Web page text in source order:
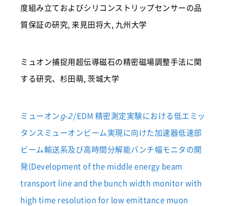
度組み立ておよびシリコンストリップセンサーの品
質保証の研究, 来見田将大, 九州大学
ミュオン捕捉用超伝導磁石の精密磁場調整手法に関
する研究、杉田萌, 茨城大学
ミューオンg-2/EDM 精密測定実験における低エミッ
タンスミューオンビーム実現に向けた加速器低速部
ビーム輸送系及び高時間分解能バンチ幅モニタの開
発(Development of the middle energy beam
transport line and the bunch width monitor with
high time resolution for low emittance muon